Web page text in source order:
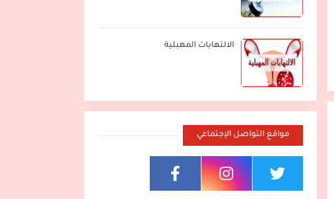
الالتهابات المهبلية
مواقع التواصل الإجتماعي